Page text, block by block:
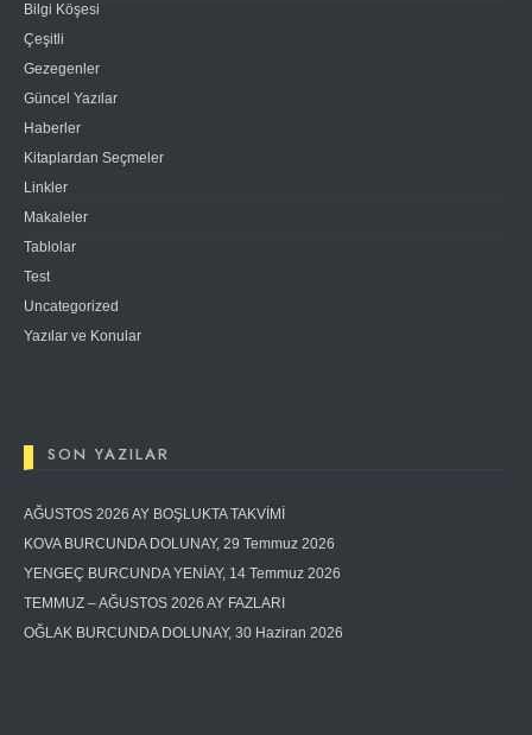
Bilgi Köşesi
Çeşitli
Gezegenler
Güncel Yazılar
Haberler
Kitaplardan Seçmeler
Linkler
Makaleler
Tablolar
Test
Uncategorized
Yazılar ve Konular
SON YAZILAR
AĞUSTOS 2026 AY BOŞLUKTA TAKVİMİ
KOVA BURCUNDA DOLUNAY, 29 Temmuz 2026
YENGEÇ BURCUNDA YENİAY, 14 Temmuz 2026
TEMMUZ – AĞUSTOS 2026 AY FAZLARI
OĞLAK BURCUNDA DOLUNAY, 30 Haziran 2026